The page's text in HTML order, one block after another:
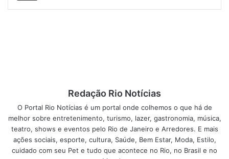
de experiências enriquecedoras. Participaram do festival
acolhedor. O festival também contou com a presença de
renomados atletas do Time Rio Paralímpico, como João
Victor Teixeira e Thomaz Moraes, do atletismo, e Gustavo
Amaral, do halterofilismo. Esses atletas serviram de
inspiração para os jovens participantes, compartilhando
Redação Rio Notícias
O Portal Rio Notícias é um portal onde colhemos o que há de
melhor sobre entretenimento, turismo, lazer, gastronomia, música,
teatro, shows e eventos pelo Rio de Janeiro e Arredores. E mais
ações sociais, esporte, cultura, Saúde, Bem Estar, Moda, Estilo,
cuidado com seu Pet e tudo que acontece no Rio, no Brasil e no